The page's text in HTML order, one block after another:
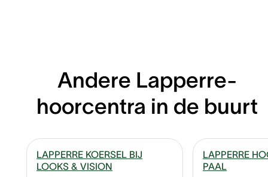
Andere Lapperre-
hoorcentra in de buurt
LAPPERRE KOERSEL BIJ
LOOKS & VISION
LAPPERRE
PAAL